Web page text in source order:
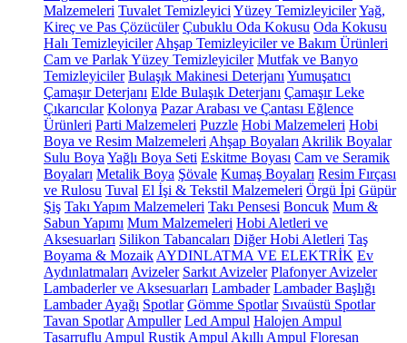
Malzemeleri Tuvalet Temizleyici Yüzey TemizleyicilerYağ,
Kireç ve Pas Çözücüler Çubuklu Oda Kokusu Oda Kokusu
Halı Temizleyiciler Ahşap Temizleyiciler ve Bakım Ürünleri
Cam ve Parlak Yüzey Temizleyiciler Mutfak ve Banyo
Temizleyiciler Bulaşık Makinesi Deterjanı Yumuşatıcı
Çamaşır Deterjanı Elde Bulaşık Deterjanı Çamaşır Leke
Çıkarıcılar Kolonya Pazar Arabası ve Çantası Eğlence
Ürünleri Parti Malzemeleri Puzzle Hobi Malzemeleri Hobi
Boya ve Resim Malzemeleri Ahşap Boyaları Akrilik Boyalar
Sulu Boya Yağlı Boya Seti Eskitme Boyası Cam ve Seramik
Boyaları Metalik Boya Şövale Kumaş Boyaları Resim Fırçası
ve Rulosu Tuval El İşi & Tekstil Malzemeleri Örgü İpi Güpür
Şiş Takı Yapım Malzemeleri Takı Pensesi Boncuk Mum &
Sabun Yapımı Mum Malzemeleri Hobi Aletleri ve
Aksesuarları Silikon Tabancaları Diğer Hobi Aletleri Taş
Boyama & Mozaik AYDINLATMA VE ELEKTRİK Ev
Aydınlatmaları Avizeler Sarkıt Avizeler Plafonyer Avizeler
Lambaderler ve Aksesuarları Lambader Lambader Başlığı
Lambader Ayağı Spotlar Gömme Spotlar Sıvaüstü Spotlar
Tavan Spotlar Ampuller Led Ampul Halojen Ampul
Tasarruflu Ampul Rustik Ampul Akıllı Ampul Floresan